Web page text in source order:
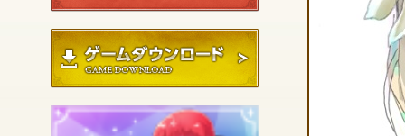
ゲームダウンロード